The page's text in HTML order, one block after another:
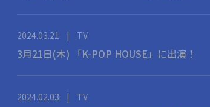
2024.03.21 | TV
3月21日(木) 「K-POP HOUSE」に出演！
2024.02.03 | TV